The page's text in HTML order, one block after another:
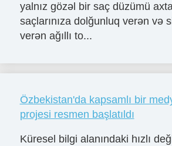
yalnız gözəl bir saç düzümü
saçlarınıza dolğunluq verən və
verən ağıllı to...
Özbekistan'da kapsamlı bir
projesi resmen başlatıldı
Küresel bilgi alanındaki hızlı